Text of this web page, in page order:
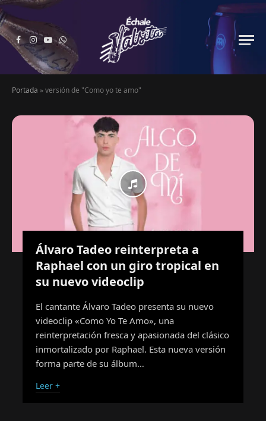
Facebook
Instagram
YouTubeWhatsApp
Portada »versión de "Como yo te amo"
Álvaro Tadeo reinterpreta a
Raphael con un giro tropical en
su nuevo videoclip
El cantante Álvaro Tadeo presenta su nuevo
videoclip «Como Yo Te Amo», una
reinterpretación fresca y apasionada del clásico
inmortalizado por Raphael. Esta nueva versión
forma parte de su álbum…
Leer +